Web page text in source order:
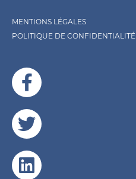
MENTIONS LÉGALES
POLITIQUE DE CONFIDENTIALITÉ